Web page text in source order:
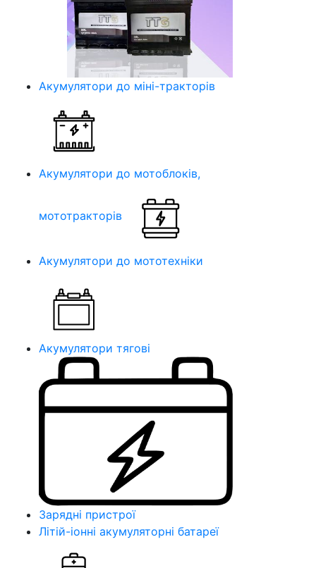
Акумулятори до міні-тракторів
Акумулятори до мотоблоків,
мототракторів
Акумулятори до мототехніки
Акумулятори тягові
Зарядні пристрої
Літій-іонні акумуляторні батареї